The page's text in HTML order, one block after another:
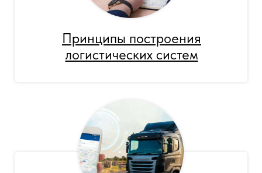
Принципы построения
логистических систем